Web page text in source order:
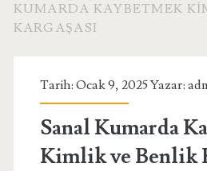
KUMARDA KAYBETMEK
KARGAŞASI
Tarih: Ocak 9, 2025 Yazar:
Sanal Kumarda
Kimlik ve Benlik